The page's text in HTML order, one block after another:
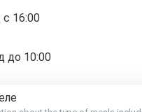
с 16:00
до 10:00